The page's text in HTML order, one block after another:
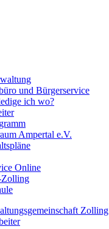
und Bürgerservice
ich wo?
Ampertal e.V.
Online
Zolling